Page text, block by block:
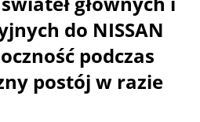
do NISSAN
podczas
postój w razie